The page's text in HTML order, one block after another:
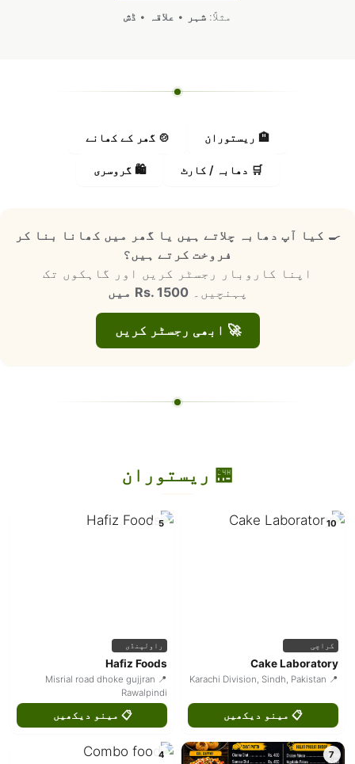
مثلاً: شہر • علاقہ • ڈش
🏨 ریستوران 🍲 گھر کے کھانے
🛒 دھابہ / کارٹ 🛍️ گروسری
🍳 کیا آپ دھابہ چلاتے ہیں یا گھر میں کھانا بنا کر
فروخت کرتے ہیں؟
اپنا کاروبار رجسٹر کریں اور گاہکوں تک
پہنچیں۔Rs. 1500 میں
🚀 ابھی رجسٹر کریں
🏪 ریستوران
10
کراچی
Cake Laboratory
📍 Karachi Division, Sindh, Pakistan
📋 مینو دیکھیں
5
راولپنڈی
Hafiz Foods
📍 Misrial road dhoke gujjran
Rawalpindi
📋 مینو دیکھیں
7
4